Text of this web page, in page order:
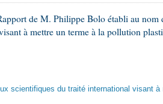
publics
de M. Philippe Bolo établi au
à mettre un terme à la pollution
scientifiques du traité international visant